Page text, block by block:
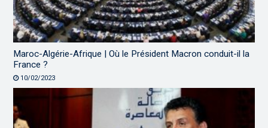
Maroc-Algérie-Afrique | Où le Président Macron conduit-il la
France ?
10/02/2023